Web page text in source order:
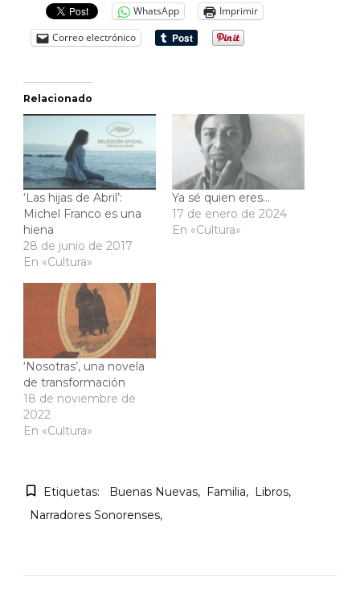
WhatsApp
Imprimir
Correo electrónico
Relacionado
‘Las hijas de Abril’:
Michel Franco es una
hiena
28 de junio de 2017
En «Cultura»
Ya sé quien eres…
17 de enero de 2024
En «Cultura»
‘Nosotras’, una novela
de transformación
18 de noviembre de
2022
En «Cultura»
Etiquetas: Buenas Nuevas Familia
Libros
Narradores Sonorenses